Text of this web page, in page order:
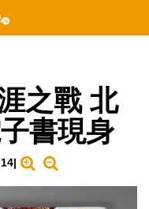
之戰 北
書現身
|